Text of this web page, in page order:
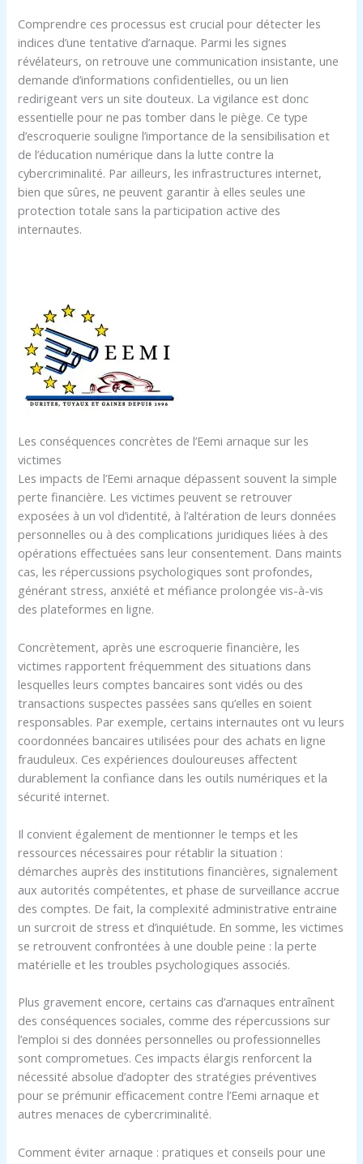
Comprendre ces processus est crucial pour détecter les
indices d’une tentative d’arnaque. Parmi les signes
révélateurs, on retrouve une communication insistante, une
demande d’informations confidentielles, ou un lien
redirigeant vers un site douteux. La vigilance est donc
essentielle pour ne pas tomber dans le piège. Ce type
d’escroquerie souligne l’importance de la sensibilisation et
de l’éducation numérique dans la lutte contre la
cybercriminalité. Par ailleurs, les infrastructures internet,
bien que sûres, ne peuvent garantir à elles seules une
protection totale sans la participation active des
internautes.
Les conséquences concrètes de l’Eemi arnaque sur les
victimes
Les impacts de l’Eemi arnaque dépassent souvent la simple
perte financière. Les victimes peuvent se retrouver
exposées à un vol d’identité, à l’altération de leurs données
personnelles ou à des complications juridiques liées à des
opérations effectuées sans leur consentement. Dans maints
cas, les répercussions psychologiques sont profondes,
générant stress, anxiété et méfiance prolongée vis-à-vis
des plateformes en ligne.
Concrètement, après une escroquerie financière, les
victimes rapportent fréquemment des situations dans
lesquelles leurs comptes bancaires sont vidés ou des
transactions suspectes passées sans qu’elles en soient
responsables. Par exemple, certains internautes ont vu leurs
coordonnées bancaires utilisées pour des achats en ligne
frauduleux. Ces expériences douloureuses affectent
durablement la confiance dans les outils numériques et la
sécurité internet.
Il convient également de mentionner le temps et les
ressources nécessaires pour rétablir la situation :
démarches auprès des institutions financières, signalement
aux autorités compétentes, et phase de surveillance accrue
des comptes. De fait, la complexité administrative entraine
un surcroit de stress et d’inquiétude. En somme, les victimes
se retrouvent confrontées à une double peine : la perte
matérielle et les troubles psychologiques associés.
Plus gravement encore, certains cas d’arnaques entraînent
des conséquences sociales, comme des répercussions sur
l’emploi si des données personnelles ou professionnelles
sont comprometues. Ces impacts élargis renforcent la
nécessité absolue d’adopter des stratégies préventives
pour se prémunir efficacement contre l’Eemi arnaque et
autres menaces de cybercriminalité.
Comment éviter arnaque : pratiques et conseils pour une